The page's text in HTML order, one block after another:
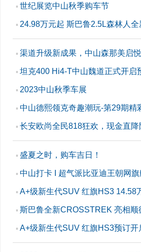
▪ 世纪展览中山秋季购车节
▪ 24.98万元起 斯巴鲁2.5L森林人全
▪ 渠道升级新成果，中山森那美启
▪ 坦克400 Hi4-T中山魏道正式开启
▪ 2023中山秋季车展
▪ 中山德熙领克奇趣潮玩-第29期精
▪ 长安欧尚全民818狂欢，现金直降
▪ 盛夏之时，购车吉日！
▪ 中山打卡 I 超气派比亚迪王朝网旗
▪ A+级新生代SUV 红旗HS3 14.58
▪ 斯巴鲁全新CROSSTREK 亮相顺
▪ A+级新生代SUV 红旗HS3预订开